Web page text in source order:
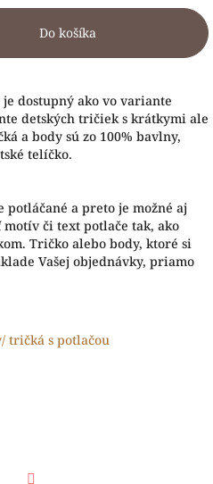
Do košíka
dostupný ako vo variante
detských tričiek s krátkymi ale
a body sú zo 100% bavlny,
telíčko.
potláčané a preto je možné aj
či text potlače tak, ako
Tričko alebo body, ktoré si
Vašej objednávky, priamo
tričká s potlačou